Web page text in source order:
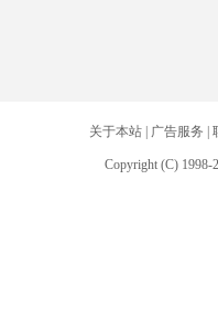
关于本站| 广告服务
Copyright (C) 1998-